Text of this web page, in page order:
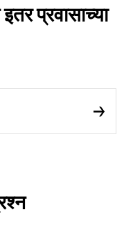
प्रवासाच्या